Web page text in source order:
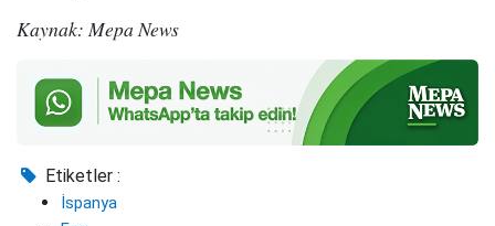
Kaynak: Mepa News
Etiketler :
İspanya